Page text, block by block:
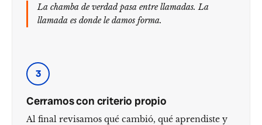
La chamba de verdad pasa entre llamadas. La
llamada es donde le damos forma.
3
Cerramos con criterio propio
Al final revisamos qué cambió, qué aprendiste y